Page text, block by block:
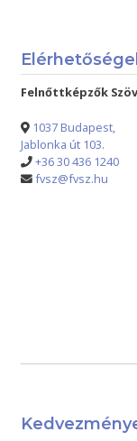
Felnőttképzők
1037 Budapest,
Jablonka út 103.
+36 30 436 1240
fvsz@fvsz.hu